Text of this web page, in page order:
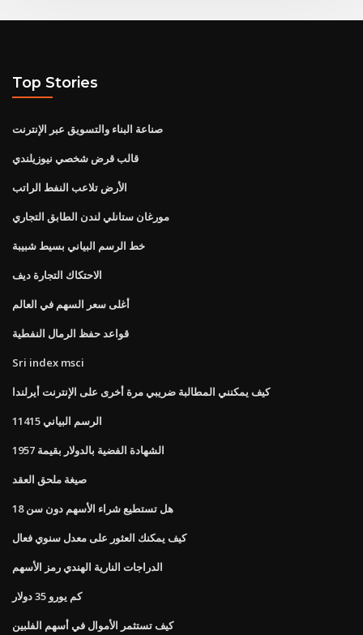
Top Stories
صناعة البناء والتسويق عبر الإنترنت
قالب قرض شخصي نيوزيلندي
الأرض تلاعب النفط الراتب
مورغان ستانلي لندن الطابق التجاري
خط الرسم البياني بسيط شبيبة
الاحتكاك التجارة ديف
أغلى سعر السهم في العالم
قواعد حفظ الرمال النفطية
Sri index msci
كيف يمكنني المطالبة ضريبي مرة أخرى على الإنترنت أيرلندا
الرسم البياني 11415
الشهادة الفضية بالدولار بقيمة 1957
صيغة ملحق العقد
هل تستطيع شراء الأسهم دون سن 18
كيف يمكنك العثور على معدل سنوي فعال
الدراجات النارية الهندي رمز الأسهم
كم يورو 35 دولار
كيف تستثمر الأموال في أسهم الفلبين